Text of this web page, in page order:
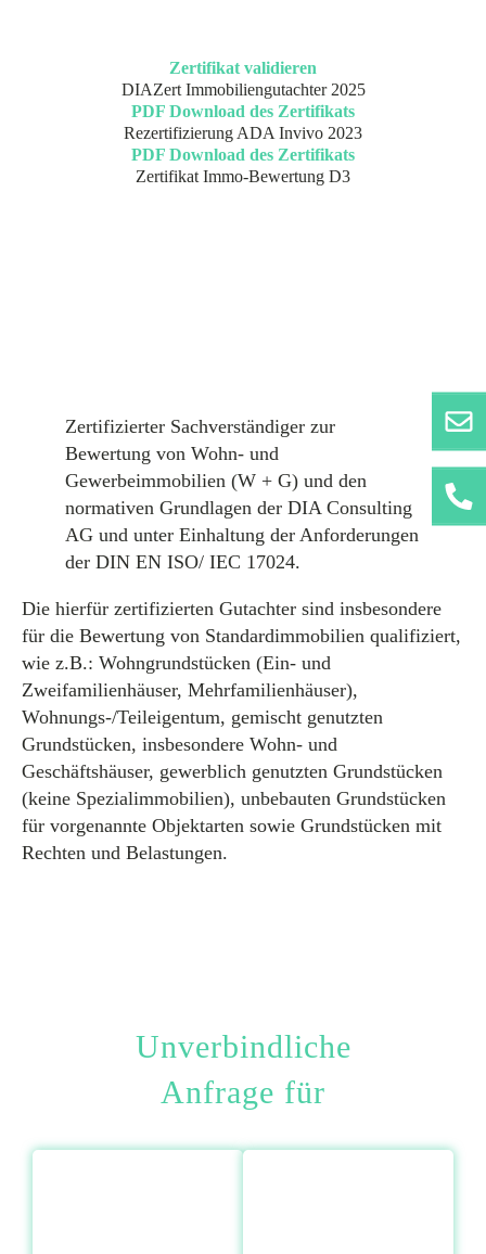
Zertifikat validieren
DIAZert Immobiliengutachter 2025
PDF Download des Zertifikats
Rezertifizierung ADA Invivo 2023
PDF Download des Zertifikats
Zertifikat Immo-Bewertung D3
Zertifizierter Sachverständiger zur
Bewertung von Wohn- und
Gewerbeimmobilien (W + G) und den
normativen Grundlagen der DIA Consulting
AG und unter Einhaltung der Anforderungen
der DIN EN ISO/ IEC 17024.
Die hierfür zertifizierten Gutachter sind insbesondere
für die Bewertung von Standardimmobilien qualifiziert,
wie z.B.: Wohngrundstücken (Ein- und
Zweifamilienhäuser, Mehrfamilienhäuser),
Wohnungs-/Teileigentum, gemischt genutzten
Grundstücken, insbesondere Wohn- und
Geschäftshäuser, gewerblich genutzten Grundstücken
(keine Spezialimmobilien), unbebauten Grundstücken
für vorgenannte Objektarten sowie Grundstücken mit
Rechten und Belastungen.
Unverbindliche
Anfrage für